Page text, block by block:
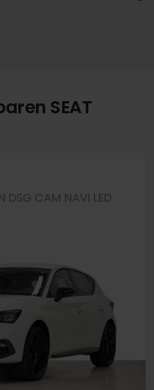
SEAT
DSG CAM NAVI LED